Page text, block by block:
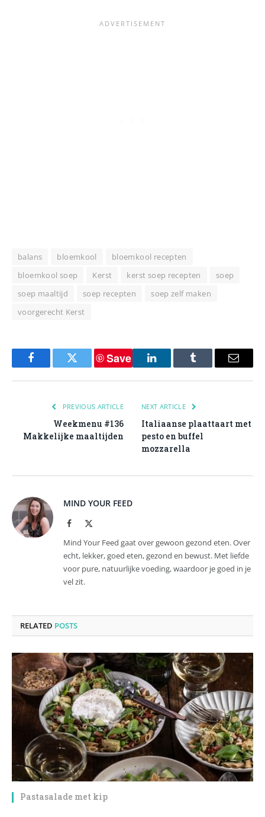
balans bloemkool
bloemkool recepten
bloemkool soep
Kerst kerst soep recepten
soep
soep maaltijd
soep recepten
soep zelf maken
voorgerecht Kerst
FacebookTwitter
Save
LinkedInTumblr Email
PREVIOUS ARTICLE
Weekmenu #136
Makkelijke maaltijden
NEXT ARTICLE
Italiaanse plaattaart met
pesto en buffel
mozzarella
MIND YOUR FEED
Facebook
Mind Your Feed gaat over gewoon gezond eten. Over
echt, lekker, goed eten, gezond en bewust. Met liefde
voor pure, natuurlijke voeding, waardoor je goed in je
vel zit.
RELATED POSTS
Pastasalade met kip